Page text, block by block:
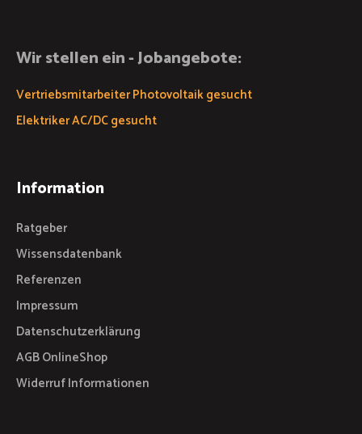
Wir stellen ein - Jobangebote:
Vertriebsmitarbeiter Photovoltaik gesucht
Elektriker AC/DC gesucht
Information
Ratgeber
Wissensdatenbank
Referenzen
Impressum
Datenschutzerklärung
AGB OnlineShop
Widerruf Informationen